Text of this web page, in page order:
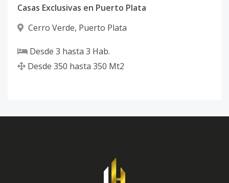
Casas Exclusivas en Puerto Plata
Cerro Verde, Puerto Plata
Desde 3 hasta 3 Hab.
Desde 350 hasta 350 Mt2